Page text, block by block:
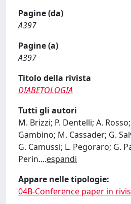
Pagine (da)
A397
Pagine (a)
A397
Titolo della rivista
DIABETOLOGIA
Tutti gli autori
M. Brizzi; P. Dentelli; A. Rosso;
Gambino; M. Cassader; G.
G. Camussi; L. Pegoraro; G.
Perin....espandi
Appare nelle tipologie:
04B-Conference paper in